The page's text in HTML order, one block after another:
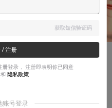
个世纪，噩梦开始的
获取短信验证码
/ 注册
登录， 注册即表明你已同意
和 隐私政策
账号登录